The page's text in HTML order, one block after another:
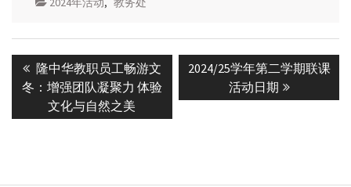
navigation
Previous
post:
隆中华教职员工畅游文
冬：增强团队凝聚力 体验
文化与自然之美
Next
2024/25学年第二学期联课
活动日期